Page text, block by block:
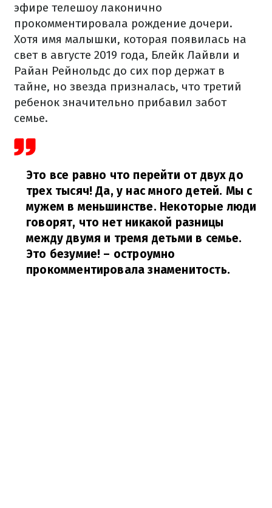
эфире телешоу лаконично
прокомментировала рождение дочери.
Хотя имя малышки, которая появилась на
свет в августе 2019 года, Блейк Лайвли и
Райан Рейнольдс до сих пор держат в
тайне, но звезда призналась, что третий
ребенок значительно прибавил забот
семье.
Это все равно что перейти от двух до
трех тысяч! Да, у нас много детей. Мы с
мужем в меньшинстве. Некоторые люди
говорят, что нет никакой разницы
между двумя и тремя детьми в семье.
Это безумие! – остроумно
прокомментировала знаменитость.